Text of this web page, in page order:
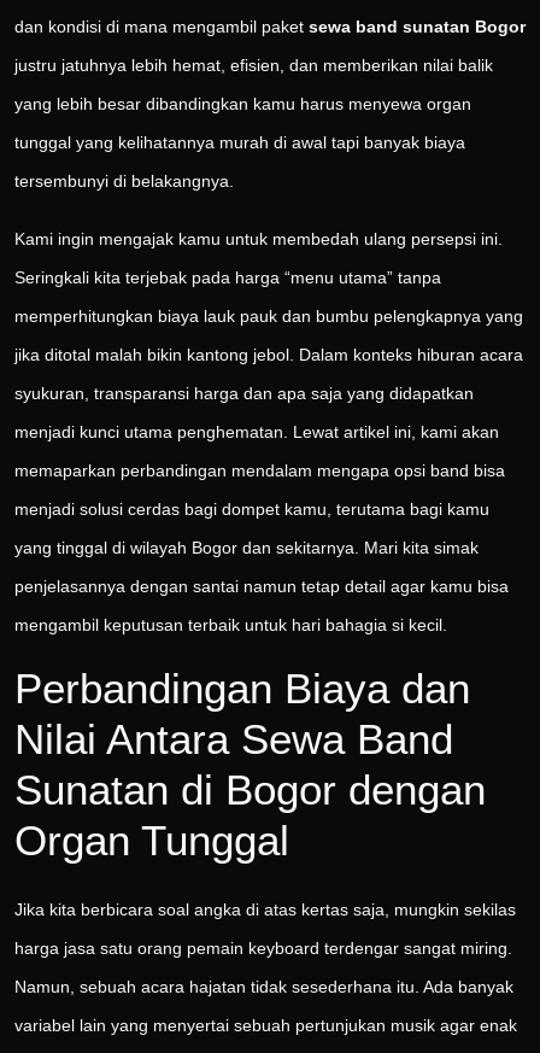
dan kondisi di mana mengambil paket sewa band sunatan Bogor
justru jatuhnya lebih hemat, efisien, dan memberikan nilai balik
yang lebih besar dibandingkan kamu harus menyewa organ
tunggal yang kelihatannya murah di awal tapi banyak biaya
tersembunyi di belakangnya.
Kami ingin mengajak kamu untuk membedah ulang persepsi ini.
Seringkali kita terjebak pada harga “menu utama” tanpa
memperhitungkan biaya lauk pauk dan bumbu pelengkapnya yang
jika ditotal malah bikin kantong jebol. Dalam konteks hiburan acara
syukuran, transparansi harga dan apa saja yang didapatkan
menjadi kunci utama penghematan. Lewat artikel ini, kami akan
memaparkan perbandingan mendalam mengapa opsi band bisa
menjadi solusi cerdas bagi dompet kamu, terutama bagi kamu
yang tinggal di wilayah Bogor dan sekitarnya. Mari kita simak
penjelasannya dengan santai namun tetap detail agar kamu bisa
mengambil keputusan terbaik untuk hari bahagia si kecil.
Perbandingan Biaya dan
Nilai Antara Sewa Band
Sunatan di Bogor dengan
Organ Tunggal
Jika kita berbicara soal angka di atas kertas saja, mungkin sekilas
harga jasa satu orang pemain keyboard terdengar sangat miring.
Namun, sebuah acara hajatan tidak sesederhana itu. Ada banyak
variabel lain yang menyertai sebuah pertunjukan musik agar enak